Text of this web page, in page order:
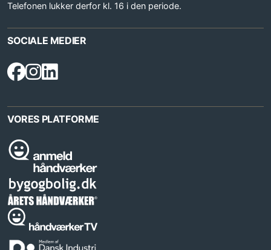
Telefonen lukker derfor kl. 16 i den periode.
SOCIALE MEDIER
VORES PLATFORME